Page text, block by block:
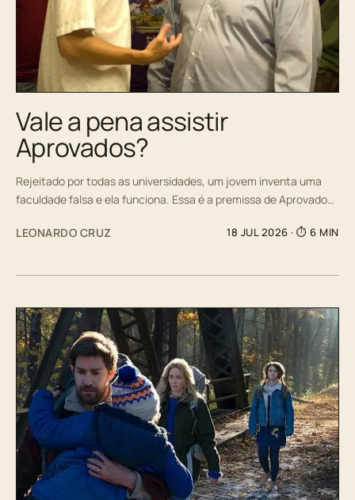
Vale a pena assistir
Aprovados?
Rejeitado por todas as universidades, um jovem inventa uma
faculdade falsa e ela funciona. Essa é a premissa de Aprovado…
LEONARDO CRUZ 18 JUL 2026 · ⏱ 6 MIN